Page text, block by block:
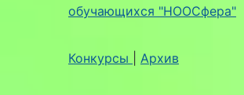
обучающихся "НООСфера"
Конкурсы Архив